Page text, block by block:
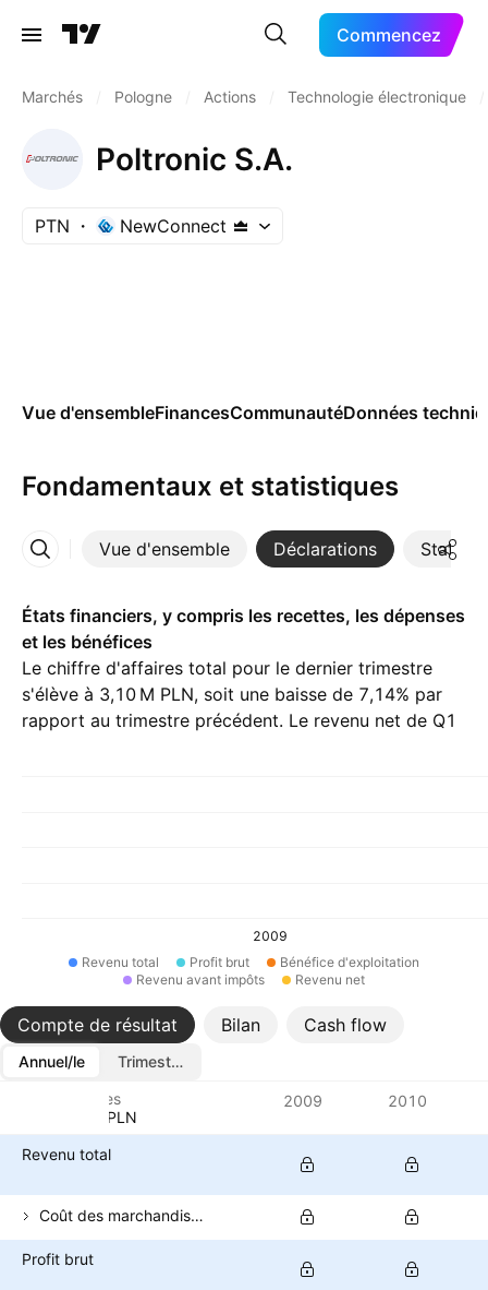
Commencez
Marchés Pologne Actions Technologie électronique
Poltronic S.A.
PTN NewConnect
Vue d'ensembleFinancesCommunautéDonnées
Fondamentaux et statistiques
Vue d'ensemble Déclarations
Plus
États financiers, y compris les recettes, les dépenses
et les bénéfices
Le chiffre d'affaires total pour le dernier trimestre
s'élève à ‪3,10 M‬ PLN, soit une baisse de 7,14% par
rapport au trimestre précédent. Le revenu net de Q1
2009
Revenu total
Profit brut
Bénéfice d'exploitation
Revenu avant impôts
Revenu net
Compte de résultat Bilan Cash flow
Annuel/le
Trimestriel/le
Métriques
Devise: PLN
2009 2010
Revenu total
Coût des marchandises vendues
Profit brut